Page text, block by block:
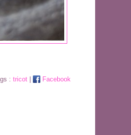
: tricot Facebook